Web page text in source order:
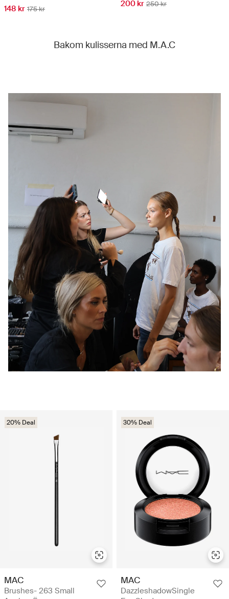
148 kr 175 kr
200 kr 250 kr
20% Deal
MAC
Brushes- 263 Small
30% Deal
MAC
DazzleshadowSingle
Bakom kulisserna med M.A.C